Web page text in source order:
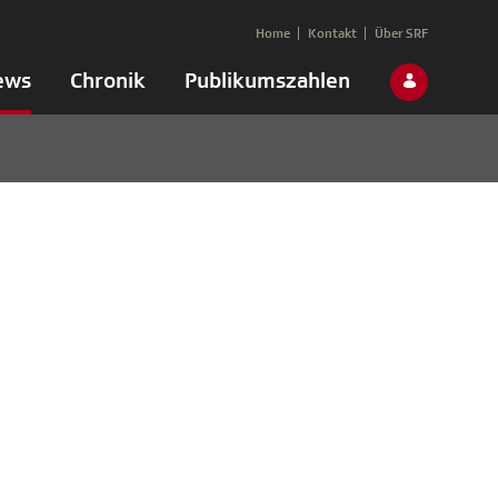
Chronik Publikumszahlen
Home Kontakt Über SRF